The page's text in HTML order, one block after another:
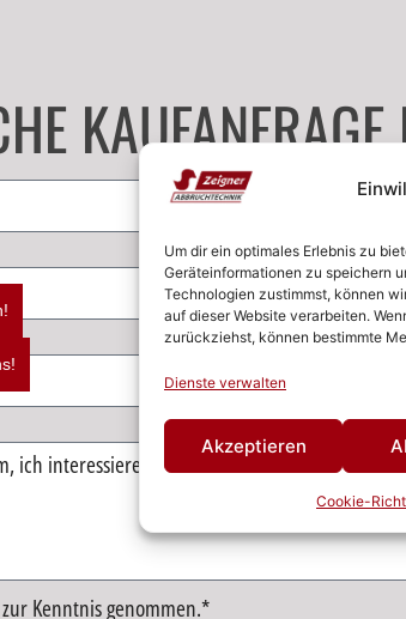
Um dir ein optimales Erlebnis zu
Geräteinformationen zu speichern
Technologien zustimmst, können
auf dieser Website verarbeiten.
zurückziehst, können bestimmte
Dienste verwalten
Akzeptieren
Cookie-
Kenntnis genommen.*